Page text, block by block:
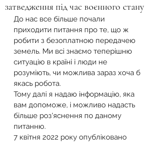
затведження під час воєнного стану
До нас все більше почали
приходити питання про те, що ж
робити з безоплатною передачею
земель. Ми всі знаємо теперішню
ситуацію в країні і люди не
розуміють, чи можлива зараз хоча б
якась робота.
Тому далі я надаю інформацію, яка
вам допоможе, і можливо надасть
більше роз'яснення по даному
питанню.
7 квітня 2022 року опубліковано